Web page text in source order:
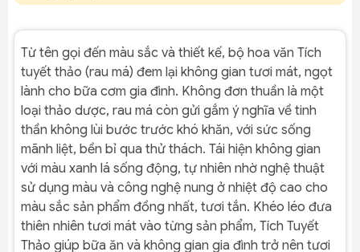
Từ tên gọi đến màu sắc và thiết kế, bộ hoa văn Tích
tuyết thảo (rau má) đem lại không gian tươi mát, ngọt
lành cho bữa cơm gia đình. Không đơn thuần là một
loại thảo dược, rau má còn gửi gắm ý nghĩa về tinh
thần không lùi bước trước khó khăn, với sức sống
mãnh liệt, bền bỉ qua thử thách. Tái hiện không gian
với màu xanh lá sống động, tự nhiên nhờ nghệ thuật
sử dụng màu và công nghệ nung ở nhiệt độ cao cho
màu sắc sản phẩm đồng nhất, tươi tắn. Khéo léo đưa
thiên nhiên tươi mát vào từng sản phẩm, Tích Tuyết
Thảo giúp bữa ăn và không gian gia đình trở nên tươi